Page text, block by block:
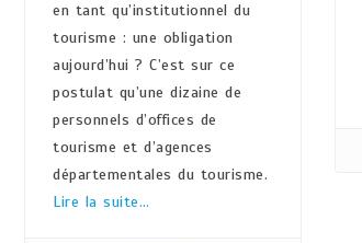
en tant qu’institutionnel du
tourisme : une obligation
aujourd’hui ? C’est sur ce
postulat qu’une dizaine de
personnels d’offices de
tourisme et d’agences
départementales du tourisme.
Lire la suite…